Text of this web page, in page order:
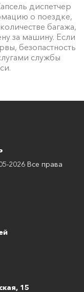
диспетчер
о поездке,
багажа,
за машину. Если
безопастность
службы
2026 Все права
15